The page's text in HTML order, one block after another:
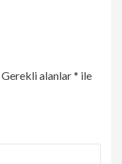
Gerekli alanlar* ile